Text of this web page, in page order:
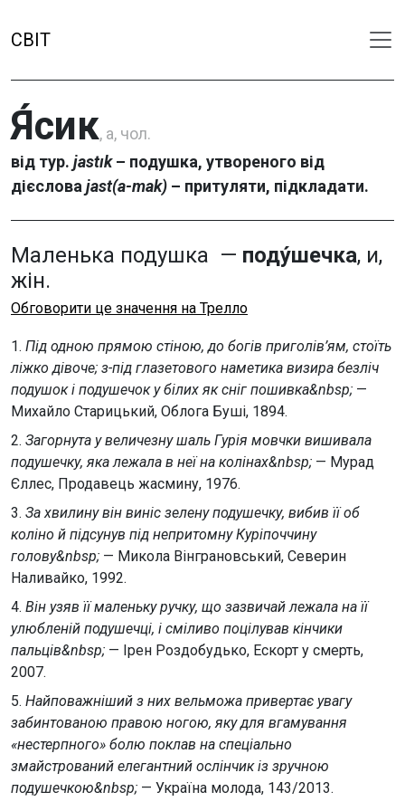
СВІТ
Я́сик, а, чол.
від тур. jastık– подушка, утвореного від
дієслова jast(a-mak) – притуляти, підкладати.
Маленька подушка — поду́шечка, и,
жін.
Обговорити це значення на Трелло
1. Під одною прямою стіною, до богів приголів’ям, стоїть
ліжко дівоче; з-під глазетового наметика визира безліч
подушок і подушечок у білих як сніг пошивка&nbsp; —
Михайло Старицький, Облога Буші, 1894.
2. Загорнута у величезну шаль Гурія мовчки вишивала
подушечку, яка лежала в неї на колінах&nbsp; — Мурад
Єллес, Продавець жасмину, 1976.
3. За хвилину він виніс зелену подушечку, вибив її об
коліно й підсунув під непритомну Куріпоччину
голову&nbsp; — Микола Вінграновський, Северин
Наливайко, 1992.
4. Він узяв її маленьку ручку, що зазвичай лежала на її
улюбленій подушечці, i сміливо поцілував кінчики
пальців&nbsp; — Ірен Роздобудько, Ескорт у смерть,
2007.
5. Найповажніший з них вельможа привертає увагу
забинтованою правою ногою, яку для вгамування
«нестерпного» болю поклав на спеціально
змайстрований елегантний ослінчик із зручною
подушечкою&nbsp; — Україна молода, 143/2013.